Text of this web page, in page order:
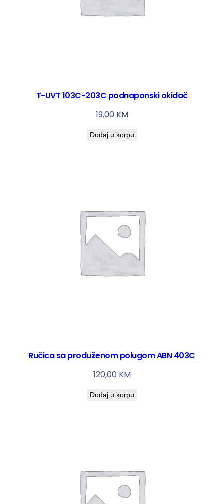
T-UVT 103C-203C podnaponski okidač
19,00 KM
Dodaj u korpu
Ručica sa produženom polugom ABN 403C
120,00 KM
Dodaj u korpu